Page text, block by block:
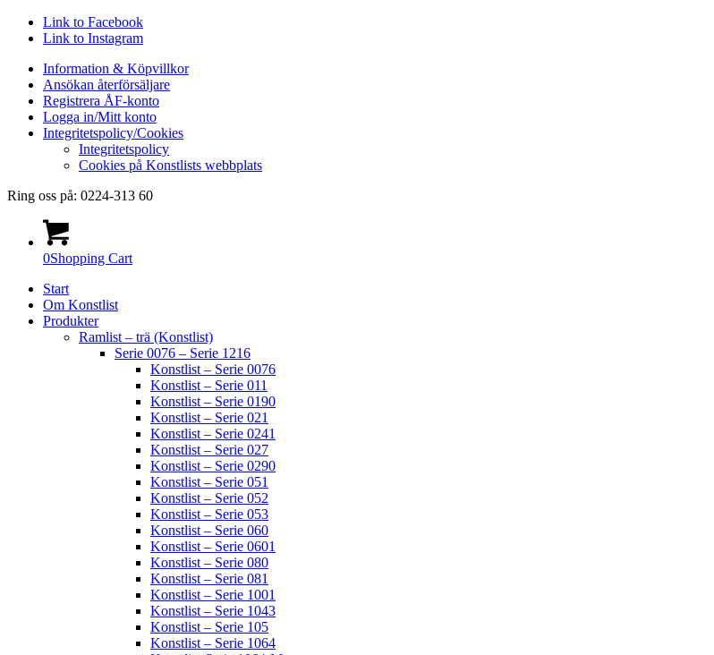
Link to Facebook
Link to Instagram
Information & Köpvillkor
Ansökan återförsäljare
Registrera ÅF-konto
Logga in/Mitt konto
Integritetspolicy/Cookies
Integritetspolicy
Cookies på Konstlists webbplats
Ring oss på: 0224-313 60
0Shopping Cart
Start
Om Konstlist
Produkter
Ramlist – trä (Konstlist)
Serie 0076 – Serie 1216
Konstlist – Serie 0076
Konstlist – Serie 011
Konstlist – Serie 0190
Konstlist – Serie 021
Konstlist – Serie 0241
Konstlist – Serie 027
Konstlist – Serie 0290
Konstlist – Serie 051
Konstlist – Serie 052
Konstlist – Serie 053
Konstlist – Serie 060
Konstlist – Serie 0601
Konstlist – Serie 080
Konstlist – Serie 081
Konstlist – Serie 1001
Konstlist – Serie 1043
Konstlist – Serie 105
Konstlist – Serie 1064